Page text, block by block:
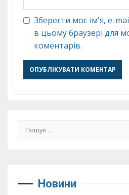
Зберегти моє ім'я, e-
в цьому браузері для
коментарів.
Пошук:
Новини